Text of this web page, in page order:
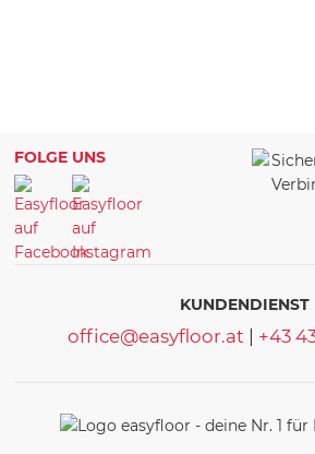
FOLGE UNS
KUNDENDIENST
office@easyfloor.at +43